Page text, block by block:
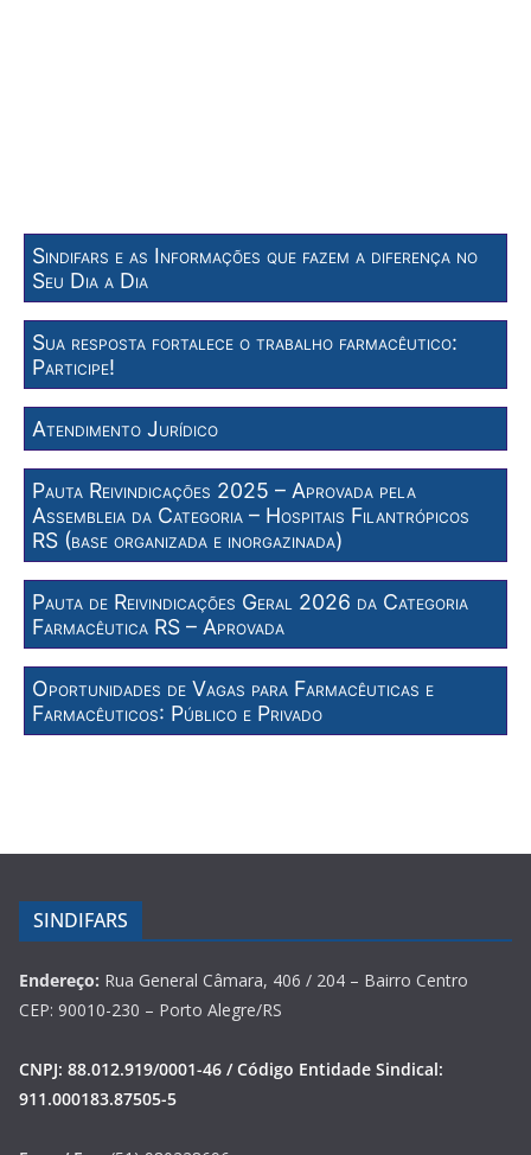
Sindifars e as Informações que fazem a diferença no
Seu Dia a Dia
Sua resposta fortalece o trabalho farmacêutico:
Participe!
Atendimento Jurídico
Pauta Reivindicações 2025 – Aprovada pela
Assembleia da Categoria – Hospitais Filantrópicos
RS (base organizada e inorgazinada)
Pauta de Reivindicações Geral 2026 da Categoria
Farmacêutica RS – Aprovada
Oportunidades de Vagas para Farmacêuticas e
Farmacêuticos: Público e Privado
SINDIFARS
Endereço: Rua General Câmara, 406 / 204 – Bairro Centro
CEP: 90010-230 – Porto Alegre/RS
CNPJ: 88.012.919/0001-46 / Código Entidade Sindical:
911.000183.87505-5